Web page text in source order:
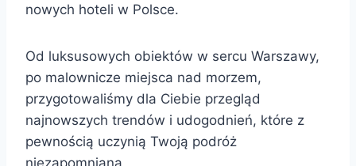
nowych hoteli w Polsce.
Od luksusowych obiektów w sercu Warszawy,
po malownicze miejsca nad morzem,
przygotowaliśmy dla Ciebie przegląd
najnowszych trendów i udogodnień, które z
pewnością uczynią Twoją podróż
niezapomnianą.